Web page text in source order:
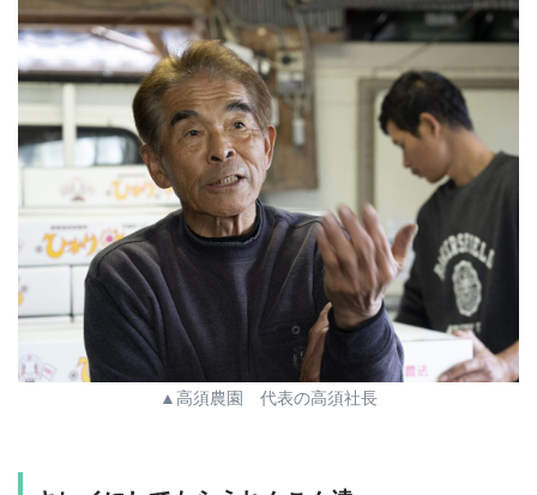
▲高須農園 代表の高須社長